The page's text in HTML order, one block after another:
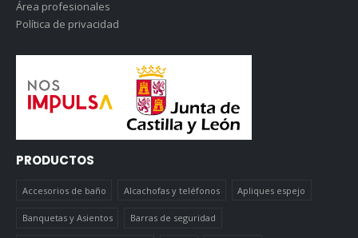
Área profesionales
Política de privacidad
PRODUCTOS
Accesorios de baño Alcachofas y teléfonos Apliques espejo
Banquetas y Asientos Barras de seguridad